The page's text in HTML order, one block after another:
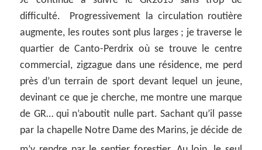
difficulté. Progressivement la circulation routière
augmente, les routes sont plus larges ; je traverse le
quartier de Canto-Perdrix où se trouve le centre
commercial, zigzague dans une résidence, me perd
près d’un terrain de sport devant lequel un jeune,
devinant ce que je cherche, me montre une marque
de GR… qui n’aboutit nulle part. Sachant qu’il passe
par la chapelle Notre Dame des Marins, je décide de